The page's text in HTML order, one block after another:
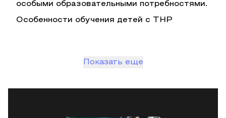
особыми образовательными потребностями.
Особенности обучения детей с ТНР
Показать еще